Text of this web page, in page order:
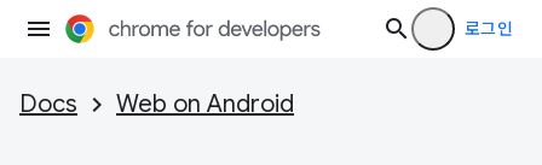
로그인
Docs Web on Android